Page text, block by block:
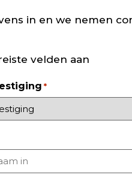
in en we nemen
velden aan
*